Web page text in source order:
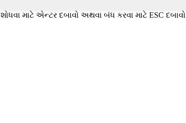
શોધવા માટે એન્ટર દબાવો અથવા બંધ કરવા માટે ESC દબાવો